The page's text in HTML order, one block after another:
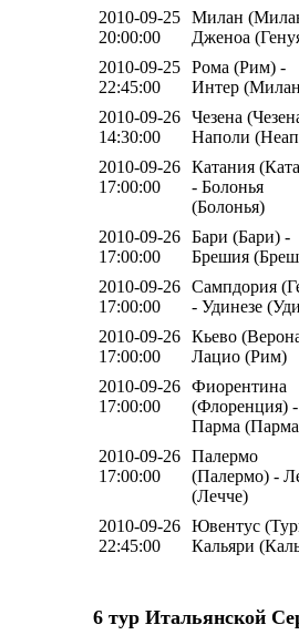
2010-09-25
20:00:00
Милан
Дженоа
2010-09-25
22:45:00
Рома (Рим) -
Интер
2010-09-26
14:30:00
Чезена
Наполи
2010-09-26
17:00:00
Катания
- Болонья
(Болонья)
2010-09-26
17:00:00
Бари (Бари) -
Брешия
2010-09-26
17:00:00
Сампдория
- Удинезе
2010-09-26
17:00:00
Кьево
Лацио (Рим)
2010-09-26
17:00:00
Фиорентина
(Флоренция) -
Парма
2010-09-26
17:00:00
Палермо
(Палермо) -
(Лечче)
2010-09-26
22:45:00
Ювентус
Кальяри
6 тур Итальянской